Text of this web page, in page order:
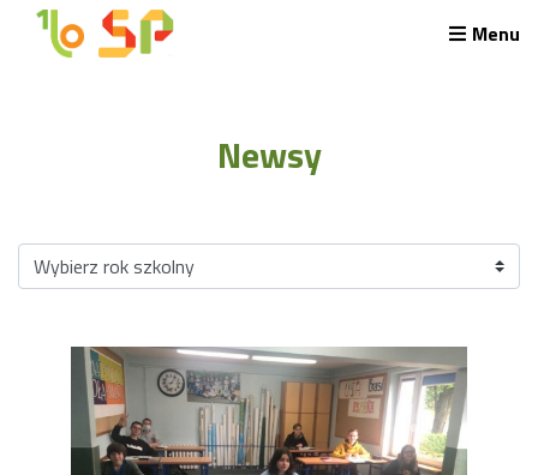
Menu
Przykładowe arkusze egzaminu wstępnego
Stypendia naukowe
Nawigacja
Archiwalna strona Szkoły
Biblioteka Szkolna
Filmy z wydarzeń szkolnych
Newsy